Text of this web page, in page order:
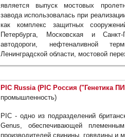
является выпуск мостовых
завода использовалась при
как комплекс защитных
Петербурга, Московская и Санкт-
автодороги, нефтеналивной
Ленинградской области, мостовой
PIC Russia (PIC Россия ("Генетика
промышленность)
PIC - одно из подразделений
Genus, обеспечивающей
производителей свинины, говядины и